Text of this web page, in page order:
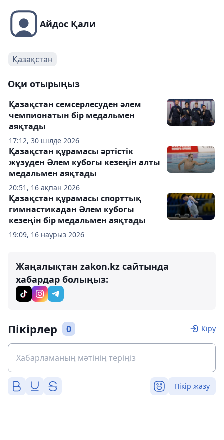
Айдос Қали
Қазақстан
Оқи отырыңыз
17:12, 30 шілде 2026
Қазақстан семсерлесуден әлем
чемпионатын бір медальмен
аяқтады
20:51, 16 ақпан 2026
Қазақстан құрамасы әртістік
жүзуден Әлем кубогы кезеңін алты
медальмен аяқтады
19:09, 16 наурыз 2026
Қазақстан құрамасы спорттық
гимнастикадан Әлем кубогы
кезеңін бір медальмен аяқтады
Жаңалықтан zakon.kz сайтында
хабардар болыңыз:
Пікірлер 0 Кіру
Пікір жазу